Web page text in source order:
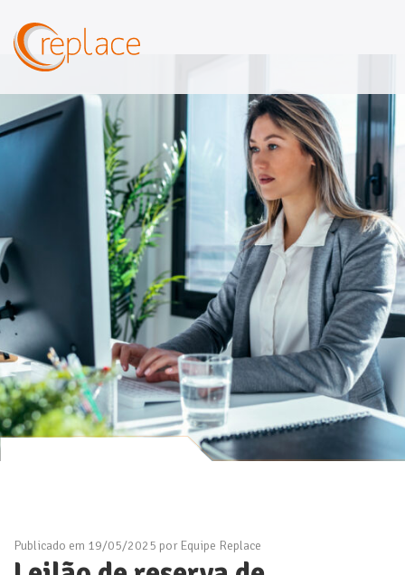
Publicado em 19/05/2025 por Equipe Replace